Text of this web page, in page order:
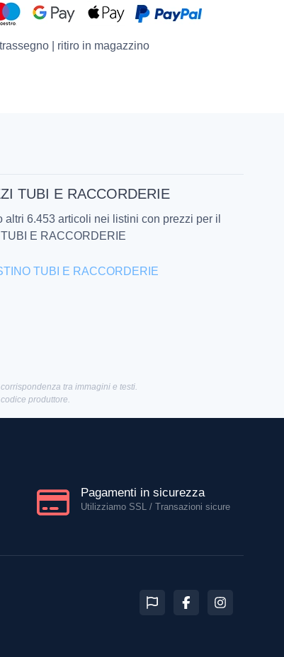
| ritiro in magazzino
TUBI E RACCORDERIE
altri 6.453 articoli nei listini con prezzi per il
E RACCORDERIE
TUBI E RACCORDERIE
tra immagini e testi.
produttore.
Pagamenti in sicurezza
Utilizziamo SSL / Transazioni sicure